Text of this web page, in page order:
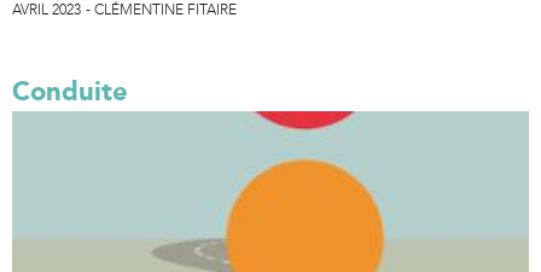
AVRIL 2023 CLÉMENTINE FITAIRE
Conduite